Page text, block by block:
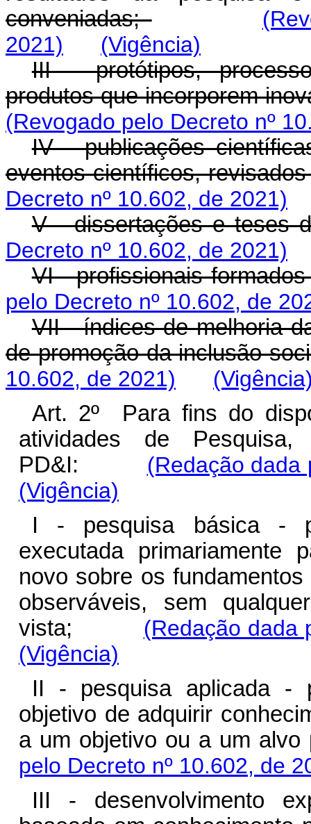
conveniadas;
2021)
(Vigência)
III - protótipos,
produtos que incorporem
(Revogado pelo Decreto nº
IV - publicações
eventos científicos,
Decreto nº 10.602, de 2021)
V - dissertações e teses
Decreto nº 10.602, de 2021)
VI - profissionais
pelo Decreto nº 10.602, de
VII - índices de melhoria
de promoção da inclusão
10.602, de 2021)
Art. 2º Para fins do
atividades de
PD&I:
(Redação dada
(Vigência)
I - pesquisa básica -
executada primariamente
novo sobre os
observáveis, sem
vista;
(Redação dada
(Vigência)
II - pesquisa aplicada -
objetivo de adquirir
a um objetivo ou a um alvo
pelo Decreto nº 10.602, de
III - desenvolvimento